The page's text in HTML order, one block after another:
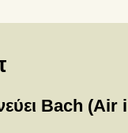
Bach (Air